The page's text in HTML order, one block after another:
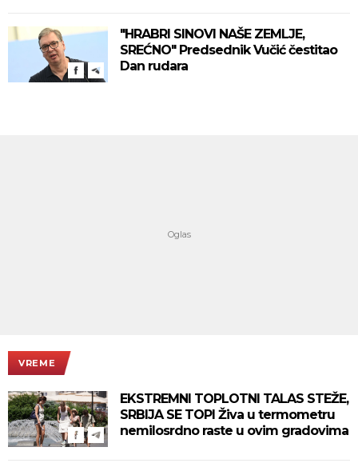
"HRABRI SINOVI NAŠE ZEMLJE,
SREĆNO" Predsednik Vučić čestitao
Dan rudara
VREME
EKSTREMNI TOPLOTNI TALAS STEŽE,
SRBIJA SE TOPI Živa u termometru
nemilosrdno raste u ovim gradovima